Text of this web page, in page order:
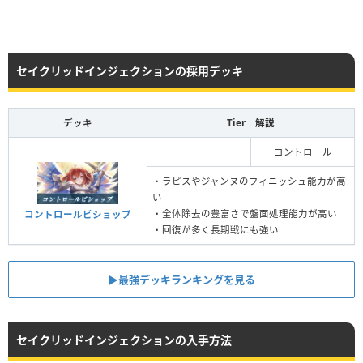
セイクリッドインジェクションの採用デッキ
デッキ Tier｜解説
コントロールビショップ
コントロール
・ラピスやジャンヌのフィニッシュ能力が高
い
・全体除去の豊富さで盤面処理能力が高い
・回復が多く長期戦にも強い
▶︎最強デッキランキングを見る
セイクリッドインジェクションの入手方法